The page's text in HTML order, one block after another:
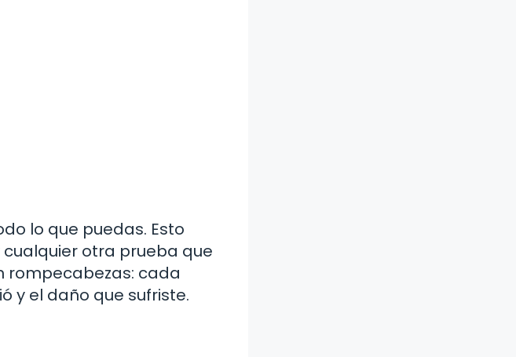
lo que puedas. Esto
otra prueba que
rompecabezas: cada
y el daño que sufriste.